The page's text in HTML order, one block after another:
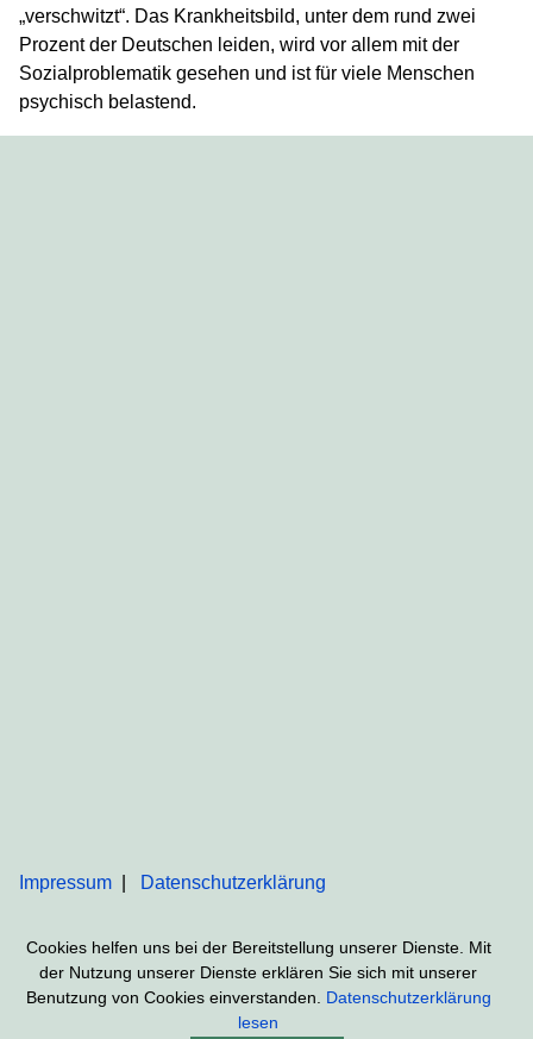
„verschwitzt“. Das Krankheitsbild, unter dem rund zwei
Prozent der Deutschen leiden, wird vor allem mit der
Sozialproblematik gesehen und ist für viele Menschen
psychisch belastend.
Impressum Datenschutzerklärung
Cookies helfen uns bei der Bereitstellung unserer Dienste. Mit
der Nutzung unserer Dienste erklären Sie sich mit unserer
Benutzung von Cookies einverstanden. Datenschutzerklärung
lesen